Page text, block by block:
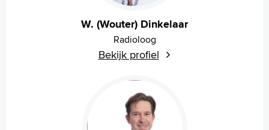
W. (Wouter) Dinkelaar
Radioloog
Bekijk profiel